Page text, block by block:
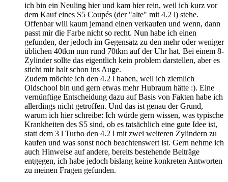
ich bin ein Neuling hier und kam hier rein, weil ich kurz vor
dem Kauf eines S5 Coupés (der "alte" mit 4.2 l) stehe.
Offenbar will kaum jemand einen verkaufen und wenn, dann
passt mir die Farbe nicht so recht. Nun habe ich einen
gefunden, der jedoch im Gegensatz zu den mehr oder weniger
üblichen 40tkm nun rund 70tkm auf der Uhr hat. Bei einem 8-
Zylinder sollte das eigentlich kein problem darstellen, aber es
sticht mir halt schon ins Auge.
Zudem möchte ich den 4.2 l haben, weil ich ziemlich
Oldschool bin und gern etwas mehr Hubraum hätte :). Eine
vernünftige Entscheidung dazu auf Basis von Fakten habe ich
allerdings nicht getroffen. Und das ist genau der Grund,
warum ich hier schreibe: Ich würde gern wissen, was typische
Krankheiten des S5 sind, ob es tatsächlich eine gute Idee ist,
statt dem 3 l Turbo den 4.2 l mit zwei weiteren Zylindern zu
kaufen und was sonst noch beachtenswert ist. Gern nehme ich
auch Hinweise auf andere, bereits bestehende Beiträge
entgegen, ich habe jedoch bislang keine konkreten Antworten
zu meinen Fragen gefunden.